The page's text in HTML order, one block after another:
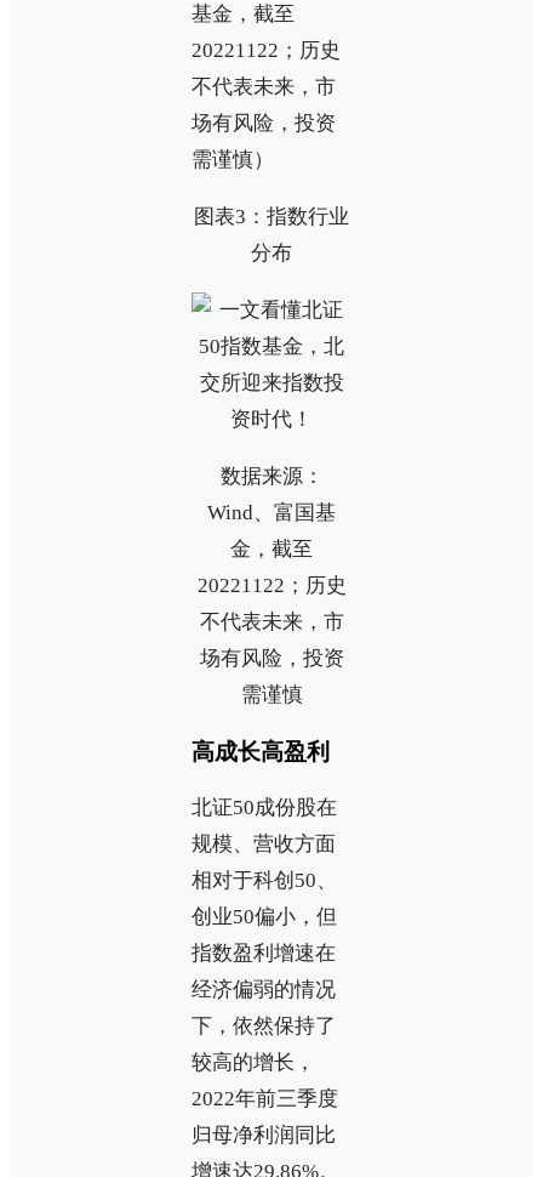
基金，截至
20221122；历史
不代表未来，市
场有风险，投资
需谨慎）
图表3：指数行业
分布
数据来源：
Wind、富国基
金，截至
20221122；历史
不代表未来，市
场有风险，投资
需谨慎
高成长高盈利
北证50成份股在
规模、营收方面
相对于科创50、
创业50偏小，但
指数盈利增速在
经济偏弱的情况
下，依然保持了
较高的增长，
2022年前三季度
归母净利润同比
增速达29.86%。